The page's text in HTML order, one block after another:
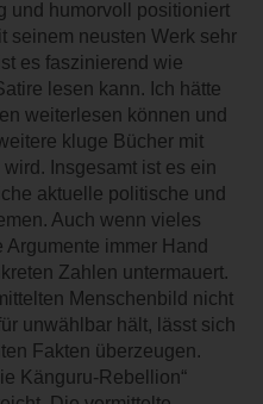
und humorvoll positioniert
seinem neusten Werk sehr
es faszinierend wie
lesen kann. Ich hätte
weiterlesen können und
kluge Bücher mit
Insgesamt ist es ein
aktuelle politische und
Auch wenn vieles
immer Hand
Zahlen untermauert.
Menschenbild nicht
unwählbar hält, lässt sich
Fakten überzeugen.
Känguru-Rebellion“